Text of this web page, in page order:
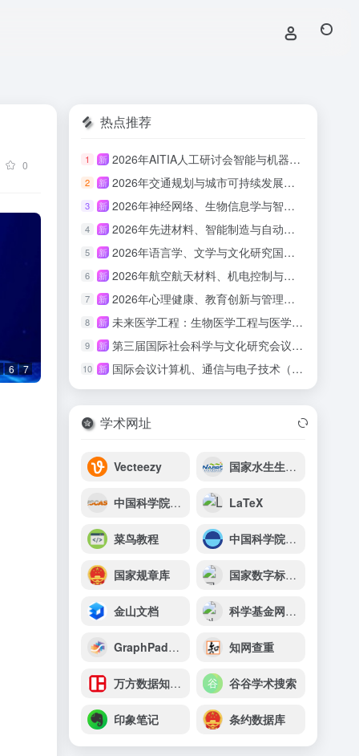
0
6 7
热点推荐
1 新 2026年AITIA人工研讨会智能与机器学习（AITIA-AIML 2026）
2 新 2026年交通规划与城市可持续发展国际会议（ITPUSD 2026）
3 新 2026年神经网络、生物信息学与智能计算国际会议（INNBIC 2026）
4 新 2026年先进材料、智能制造与自动化技术国际会议（IAMIMA 2026）
5 新 2026年语言学、文学与文化研究国际会议（ILLCS 2026）
6 新 2026年航空航天材料、机电控制与结构动力学国际会议（IAAMEC 2026）
7 新 2026年心理健康、教育创新与管理国际会议（IMHEIM 2026）
8 新 未来医学工程：生物医学工程与医学技术创新论坛（BEMTI-LSHE 2026）
9 新 第三届国际社会科学与文化研究会议平行轨道：语言、文化与教育实践国际学术研讨会（LCEP-ICSSCS 2026）
10 新 国际会议计算机、通信与电子技术（IC-CCET 2026）
学术网址
​​Vecteezy 国家水生生物种质资源库
中国科学院软件研究 LaTeX
菜鸟教程 中国科学院上海天文台
国家规章库 国家数字标准馆
金山文档 科学基金网络信息系统
GraphPad中国 知网查重
万方数据知识服务平台 谷谷学术搜索
印象笔记 条约数据库